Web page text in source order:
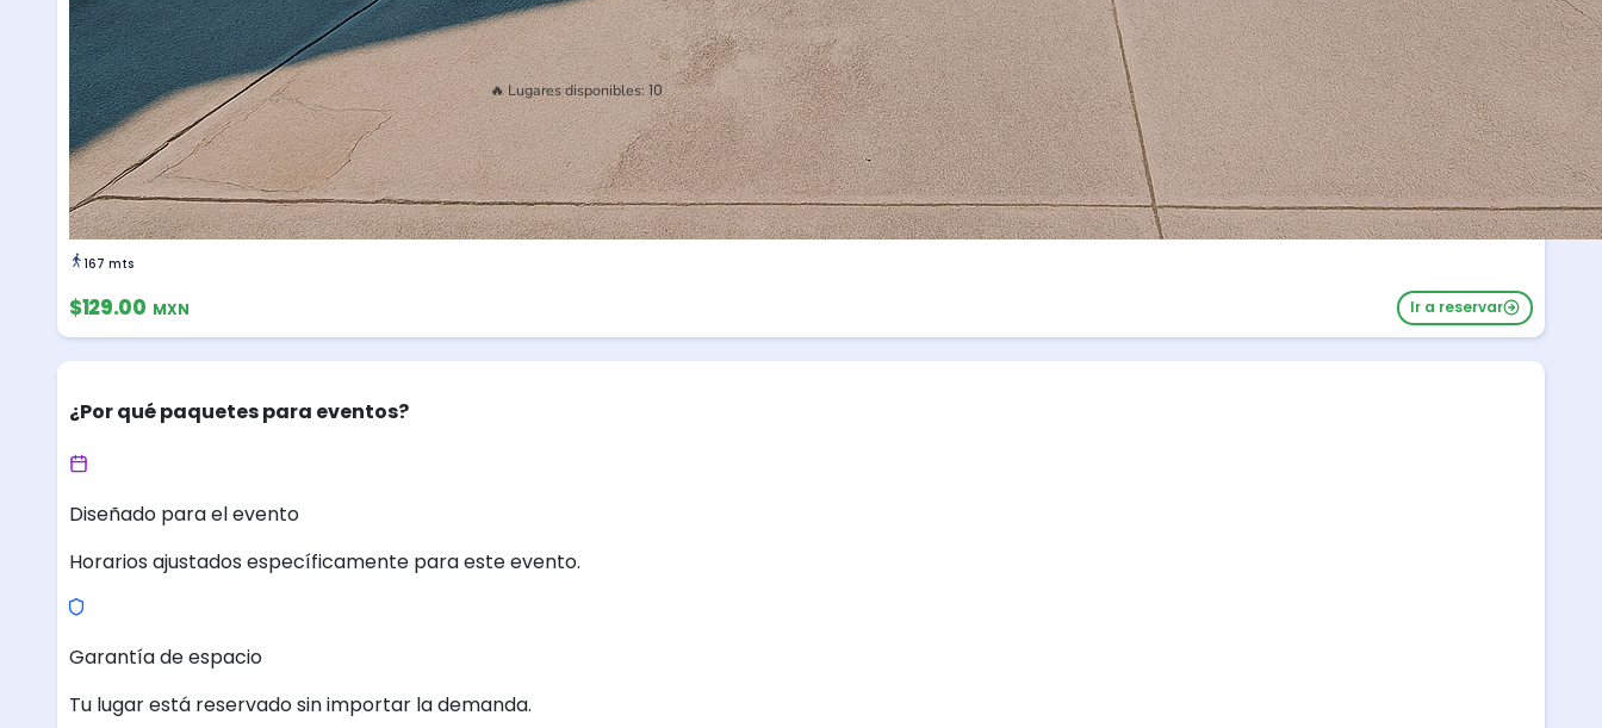
167 mts
🔥 Lugares disponibles:10
$129.00 MXN Ir a reservar
¿Por qué paquetes para eventos?
Diseñado para el evento
Horarios ajustados específicamente para este evento.
Garantía de espacio
Tu lugar está reservado sin importar la demanda.